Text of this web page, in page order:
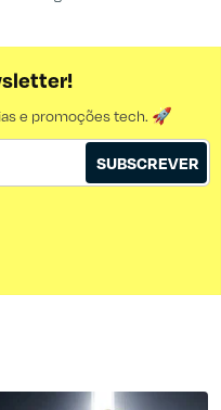
e promoções tech. 🚀
SUBSCREVER